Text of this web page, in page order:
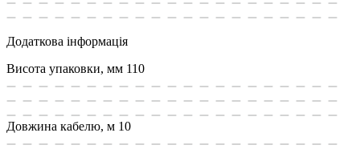
Додаткова інформація
Висота упаковки, мм 110
Довжина кабелю, м 10